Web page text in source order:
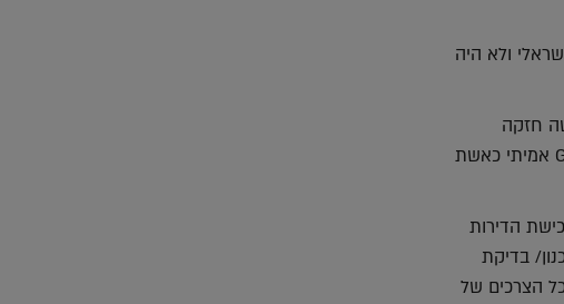
ולא היה
סנצ'ורי 21 ישראל. אישה חזקה
שמנהלת את כל הרשת בצורה מקצועית וביד רמה והיא המודל בעיני ל-GIRL POWER אמיתי כאשת
הדירות
בדיקת
הצרכים של